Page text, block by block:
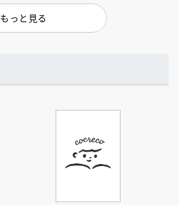
もっと見る